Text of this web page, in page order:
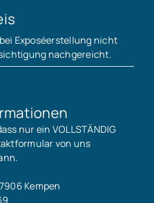
Exposéerstellung nicht
nachgereicht.
nur ein VOLLSTÄNDIG
von uns
Kempen